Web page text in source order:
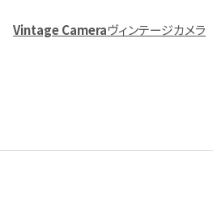
Vintage Cameraヴィンテージカメラ